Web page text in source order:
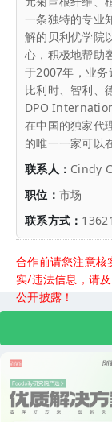
一条独特的专业
解的贝利优学院
心，积极地帮助
于2007年，业
比利时、智利、
DPO
在中国的独家代
的唯一一家可以
联系人： Cindy
职位： 市场
联系方式：
合作前请您注意核
实/违法信息，请
公开披露！